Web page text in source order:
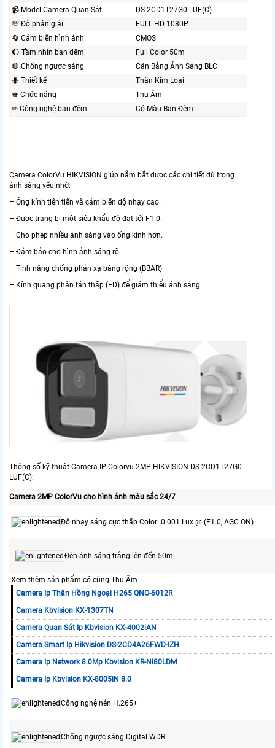
📹 Model Camera Quan Sát
DS-2CD1T27G0-LUF(C)
💯 Độ phân giải
FULL HD 1080P
🔄 Cảm biến hình ảnh
CMOS
🌔 Tầm nhìn ban đêm
Full Color 50m
🛑 Chống ngược sáng
Cân Bằng Ánh Sáng BLC
🐜 Thiết kế
Thân Kim Loại
♚ Chức năng
Thu Âm
✏ Công nghệ ban đêm
Có Màu Ban Đêm
Camera ColorVu HIKVISION giúp nắm bắt được các chi tiết dù trong
ánh sáng yếu nhờ:
– Ống kính tiên tiến và cảm biến độ nhạy cao.
– Được trang bị một siêu khẩu độ đạt tới F1.0.
– Cho phép nhiều ánh sáng vào ống kính hơn.
– Đảm bảo cho hình ảnh sáng rõ.
– Tính năng chống phản xạ băng rộng (BBAR)
– Kính quang phân tán thấp (ED) để giảm thiểu ánh sáng.
Thông số kỹ thuật Camera IP Colorvu 2MP HIKVISION DS-2CD1T27G0-
LUF(C):
Camera 2MP ColorVu cho hình ảnh màu sắc 24/7
Độ nhạy sáng cực thấp Color: 0.001 Lux @ (F1.0, AGC ON)
Đèn ánh sáng trắng lên đến 50m
Xem thêm sản phẩm có cùng Thu Âm
Camera Ip Thân Hồng Ngoại H265 QNO-6012R
Camera Kbvision KX-1307TN
Camera Quan Sát Ip Kbvision KX-4002iAN
Camera Smart Ip Hikvision DS-2CD4A26FWD-IZH
Camera Ip Network 8.0Mp Kbvision KR-Ni80LDM
Camera Ip Kbvision KX-8005iN 8.0
Công nghệ nén H.265+
Chống ngược sáng Digital WDR